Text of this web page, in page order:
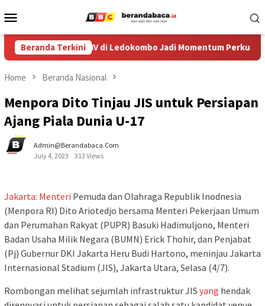
to
Menu
Beranda Terkini
Egrang ke-XIV di Ledokombo Jadi Momentum Perkuat
Home Beranda Nasional
Menpora Dito Tinjau JIS untuk Persiapan
Ajang Piala Dunia U-17
Admin@berandabaca.com
July 4, 2023
313 Views
Jakarta: Menteri Pemuda dan Olahraga Republik Inodnesia
(Menpora RI) Dito Ariotedjo bersama Menteri Pekerjaan Umum
dan Perumahan Rakyat (PUPR) Basuki Hadimuljono, Menteri
Badan Usaha Milik Negara (BUMN) Erick Thohir, dan Penjabat
(Pj) Gubernur DKI Jakarta Heru Budi Hartono, meninjau Jakarta
Internasional Stadium (JIS), Jakarta Utara, Selasa (4/7).
Rombongan melihat sejumlah infrastruktur JIS yang hendak